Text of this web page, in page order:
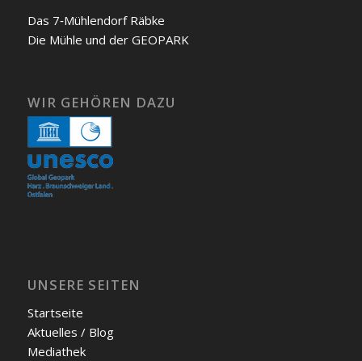
Das 7‑Mühlendorf Räb­ke
Die Müh­le und der GEOPARK
WIR GEHÖREN DAZU
UNSERE SEITEN
Start­sei­te
Aktu­el­les / Blog
Media­thek